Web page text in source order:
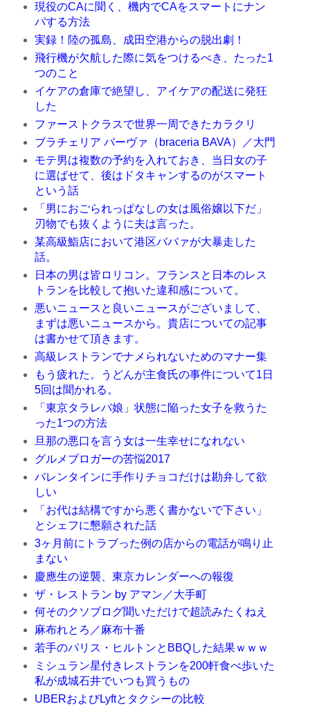
現役のCAに聞く、機内でCAをスマートにナン
パする方法
実録！陸の孤島、成田空港からの脱出劇！
飛行機が欠航した際に気をつけるべき、たった1
つのこと
イケアの倉庫で絶望し、アイケアの配送に発狂
した
ファーストクラスで世界一周できたカラクリ
ブラチェリア バーヴァ（braceria BAVA）／大門
モテ男は複数の予約を入れておき、当日女の子
に選ばせて、後はドタキャンするのがスマート
という話
「男におごられっぱなしの女は風俗嬢以下だ」
刃物でも抜くように夫は言った。
某高級鮨店において港区ババァが大暴走した
話。
日本の男は皆ロリコン。フランスと日本のレス
トランを比較して抱いた違和感について。
悪いニュースと良いニュースがございまして、
まずは悪いニュースから。貴店についての記事
は書かせて頂きます。
高級レストランでナメられないためのマナー集
もう疲れた。うどんが主食氏の事件について1日
5回は聞かれる。
「東京タラレバ娘」状態に陥った女子を救うた
った1つの方法
旦那の悪口を言う女は一生幸せになれない
グルメブロガーの苦悩2017
バレンタインに手作りチョコだけは勘弁して欲
しい
「お代は結構ですから悪く書かないで下さい」
とシェフに懇願された話
3ヶ月前にトラブった例の店からの電話が鳴り止
まない
慶應生の逆襲、東京カレンダーへの報復
ザ・レストラン by アマン／大手町
何そのクソブログ聞いただけで超読みたくねえ
麻布れとろ／麻布十番
若手のパリス・ヒルトンとBBQした結果ｗｗｗ
ミシュラン星付きレストランを200軒食べ歩いた
私が成城石井でいつも買うもの
UBERおよびLyftとタクシーの比較